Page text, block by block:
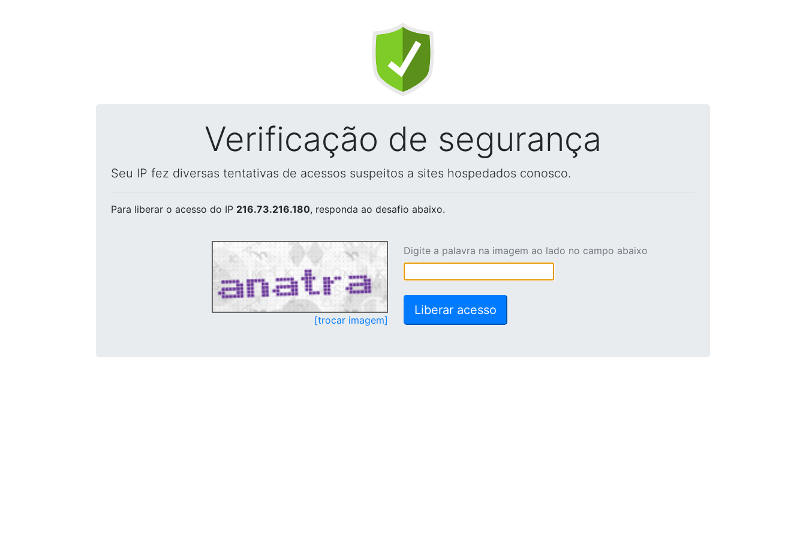
Verificação de segurança
Seu IP fez diversas tentativas de acessos suspeitos a sites hospedados conosco.
Para liberar o acesso do IP 216.73.216.180, responda ao desafio abaixo.
[trocar imagem]
Digite a palavra na imagem ao lado no campo abaixo